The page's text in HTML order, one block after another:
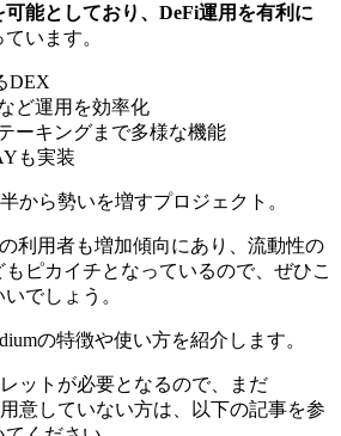
能としており、DeFi運用を有利に
います。
DEX
ど運用を効率化
ーキングまで多様な機能
も実装
から勢いを増すプロジェクト。
利用者も増加傾向にあり、流動性の
ピカイチとなっているので、ぜひこ
でしょう。
の特徴や使い方を紹介します。
ットが必要となるので、まだ
用意していない方は、以下の記事を参